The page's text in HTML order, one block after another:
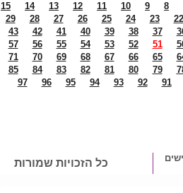
8
9
10
11
12
13
14
15
22
23
24
25
26
27
28
29
37
38
39
40
41
42
43
51
52
53
54
55
56
57
65
66
67
68
69
70
71
79
80
81
82
83
84
85
91
92
93
94
95
96
97
כל הזכויות שמורות